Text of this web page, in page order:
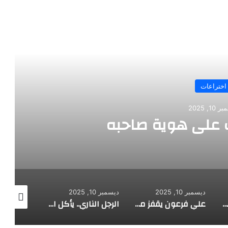
اختراعات
2025
هوية صاحبه
طفل مصري يخرج قصاصات الورق من أنفه وفمه
ديسمبر 10, 2025
علي فرعون يقفز من الطابق العشرين ويأكل النار ويحطم سورا
ديسمبر 10, 2025
الرجل الناري.. يأكل الجمر ويثني الحديد بأسنانه
ديسمبر 10, 2025